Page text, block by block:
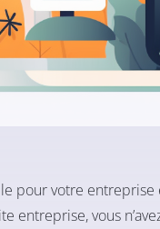
pour votre
entreprise, vous